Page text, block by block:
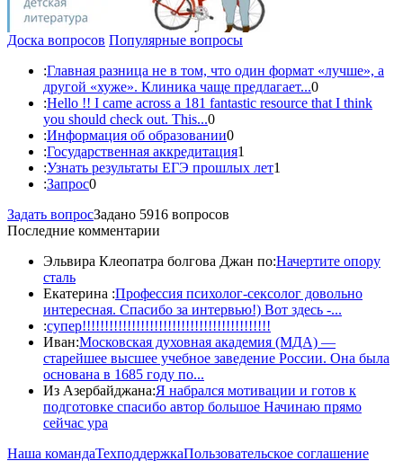
Доска вопросов Популярные вопросы
:Главная разница не в том, что один формат «лучше», а
другой «хуже». Клиника чаще предлагает...0
:Hello !! I came across a 181 fantastic resource that I think
you should check out. This...0
:Информация об образовании0
:Государственная аккредитация1
:Узнать результаты ЕГЭ прошлых лет1
:Запрос0
Задать вопросЗадано 5916 вопросов
Последние комментарии
Эльвира Клеопатра болгова Джан по:Начертите опору
сталь
Екатерина :Профессия психолог-сексолог довольно
интересная. Спасибо за интервью!) Вот здесь -...
:супер!!!!!!!!!!!!!!!!!!!!!!!!!!!!!!!!!!!!!!!!!!
Иван:Московская духовная академия (МДА) —
старейшее высшее учебное заведение России. Она была
основана в 1685 году по...
Из Азербайджана:Я набрался мотивации и готов к
подготовке спасибо автор большое Начинаю прямо
сейчас ура
Наша командаТехподдержкаПользовательское соглашение